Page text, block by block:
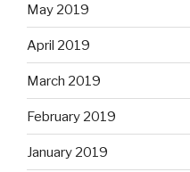
May 2019
April 2019
March 2019
February 2019
January 2019